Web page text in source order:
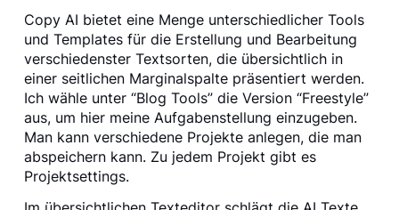
Copy AI bietet eine Menge unterschiedlicher Tools
und Templates für die Erstellung und Bearbeitung
verschiedenster Textsorten, die übersichtlich in
einer seitlichen Marginalspalte präsentiert werden.
Ich wähle unter “Blog Tools” die Version “Freestyle”
aus, um hier meine Aufgabenstellung einzugeben.
Man kann verschiedene Projekte anlegen, die man
abspeichern kann. Zu jedem Projekt gibt es
Projektsettings.